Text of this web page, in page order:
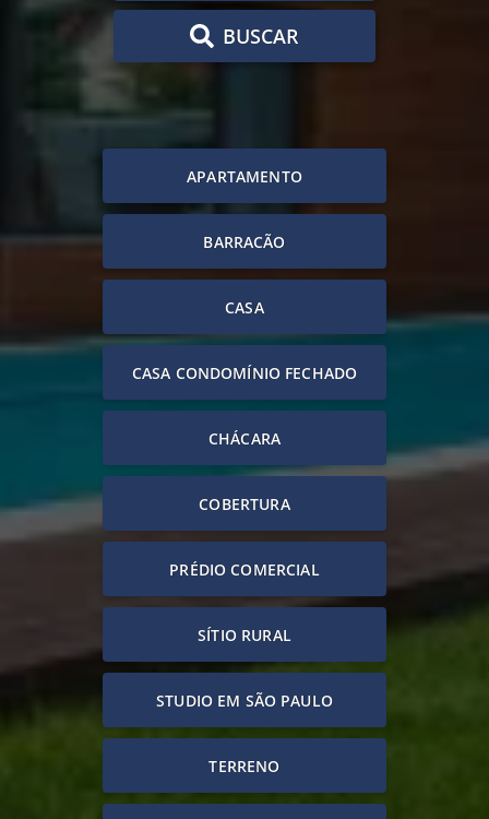
BUSCAR
APARTAMENTO
BARRACÃO
CASA
CASA CONDOMÍNIO FECHADO
CHÁCARA
COBERTURA
PRÉDIO COMERCIAL
SÍTIO RURAL
STUDIO EM SÃO PAULO
TERRENO